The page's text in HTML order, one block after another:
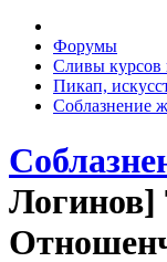
Форумы
Сливы курсов
Пикап,
Соблазнение
Логинов]